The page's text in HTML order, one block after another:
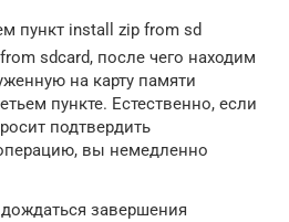
пункт install zip from sd
sdcard, после чего находим
на карту памяти
пункте. Естественно, если
подтвердить
вы немедленно
завершения